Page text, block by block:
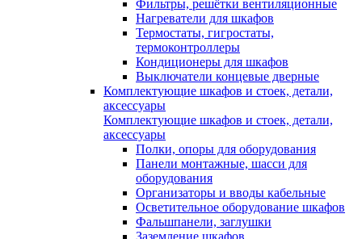
Фильтры, решётки вентиляционные
Нагреватели для шкафов
Термостаты, гигростаты,
термоконтроллеры
Кондиционеры для шкафов
Выключатели концевые дверные
Комплектующие шкафов и стоек, детали,
аксессуары
Комплектующие шкафов и стоек, детали,
аксессуары
Полки, опоры для оборудования
Панели монтажные, шасси для
оборудования
Организаторы и вводы кабельные
Осветительное оборудование шкафов
Фальшпанели, заглушки
Заземление шкафов